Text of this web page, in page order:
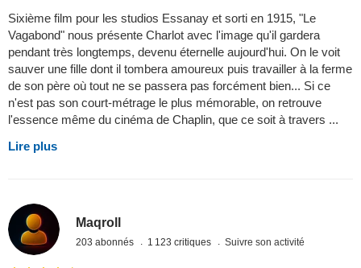
Sixième film pour les studios Essanay et sorti en 1915, "Le
Vagabond" nous présente Charlot avec l'image qu'il gardera
pendant très longtemps, devenu éternelle aujourd'hui. On le voit
sauver une fille dont il tombera amoureux puis travailler à la ferme
de son père où tout ne se passera pas forcément bien... Si ce
n'est pas son court-métrage le plus mémorable, on retrouve
l'essence même du cinéma de Chaplin, que ce soit à travers ...
Lire plus
Maqroll
203 abonnés 1 123 critiques Suivre son activité